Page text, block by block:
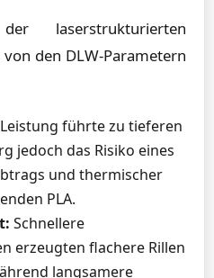
laserstrukturierten
den DLW-Parametern
führte zu tieferen
jedoch das Risiko eines
und thermischer
PLA.
Schnellere
erzeugten flachere Rillen
langsamere